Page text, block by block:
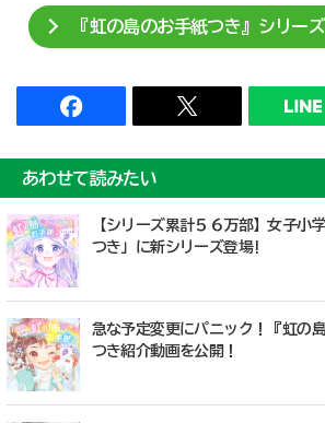
『虹の島のお手紙つき』シリー
あわせて読みたい
【シリーズ累計５６万部】女子小
つき」に新シリーズ登場!
急な予定変更にパニック！『虹の
つき紹介動画を公開！